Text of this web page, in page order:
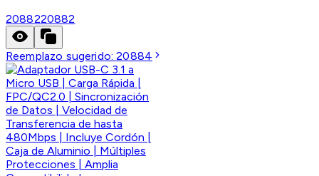
2088220882
Reemplazo sugerido:20884